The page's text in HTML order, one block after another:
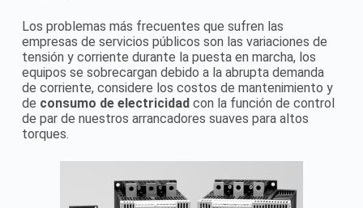
Los problemas más frecuentes que sufren las
empresas de servicios públicos son las variaciones de
tensión y corriente durante la puesta en marcha, los
equipos se sobrecargan debido a la abrupta demanda
de corriente, considere los costos de mantenimiento y
de consumo de electricidadcon la función de control
de par de nuestros arrancadores suaves para altos
torques.